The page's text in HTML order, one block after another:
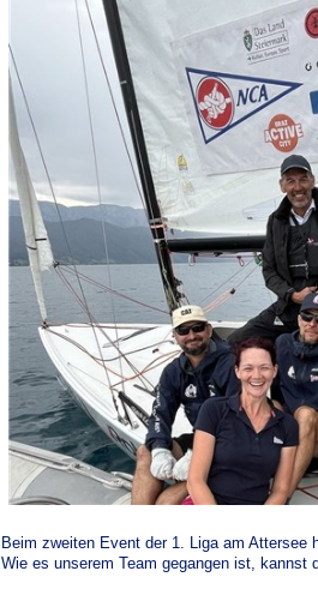
Beim zweiten Event der 1. Liga am Attersee
Wie es unserem Team gegangen ist, kannst